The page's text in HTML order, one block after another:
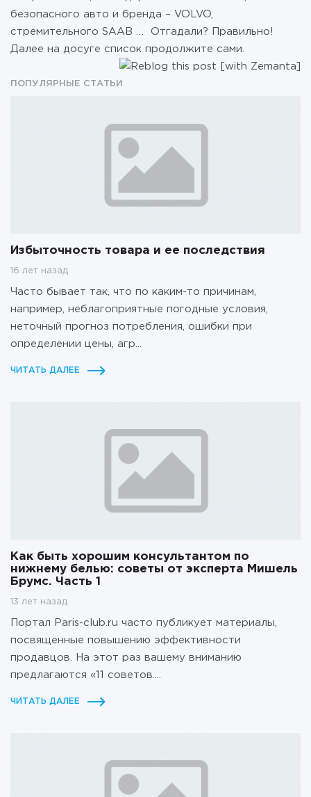
безопасного авто и бренда – VOLVO,
стремительного SAAB … Отгадали? Правильно!
Далее на досуге список продолжите сами.
ПОПУЛЯРНЫЕ СТАТЬИ
Избыточность товара и ее последствия
16 лет назад
Часто бывает так, что по каким-то причинам,
например, неблагоприятные погодные условия,
неточный прогноз потребления, ошибки при
определении цены, агр...
ЧИТАТЬ ДАЛЕЕ
Как быть хорошим консультантом по
нижнему белью: советы от эксперта Мишель
Брумс. Часть 1
13 лет назад
Портал Paris-club.ru часто публикует материалы,
посвященные повышению эффективности
продавцов. На этот раз вашему вниманию
предлагаются «11 советов....
ЧИТАТЬ ДАЛЕЕ